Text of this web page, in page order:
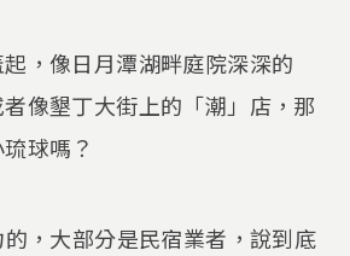
，像日月潭湖畔庭院深深的
者像墾丁大街上的「潮」店，那
球嗎？
，大部分是民宿業者，說到底